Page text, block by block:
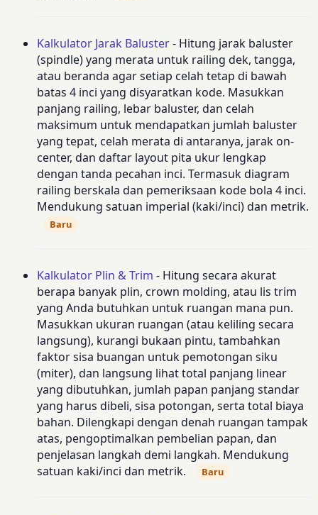
Kalkulator Jarak Baluster- Hitung jarak baluster
(spindle) yang merata untuk railing dek, tangga,
atau beranda agar setiap celah tetap di bawah
batas 4 inci yang disyaratkan kode. Masukkan
panjang railing, lebar baluster, dan celah
maksimum untuk mendapatkan jumlah baluster
yang tepat, celah merata di antaranya, jarak on-
center, dan daftar layout pita ukur lengkap
dengan tanda pecahan inci. Termasuk diagram
railing berskala dan pemeriksaan kode bola 4 inci.
Mendukung satuan imperial (kaki/inci) dan metrik.
Baru
Kalkulator Plin & Trim - Hitung secara akurat
berapa banyak plin, crown molding, atau lis trim
yang Anda butuhkan untuk ruangan mana pun.
Masukkan ukuran ruangan (atau keliling secara
langsung), kurangi bukaan pintu, tambahkan
faktor sisa buangan untuk pemotongan siku
(miter), dan langsung lihat total panjang linear
yang dibutuhkan, jumlah papan panjang standar
yang harus dibeli, sisa potongan, serta total biaya
bahan. Dilengkapi dengan denah ruangan tampak
atas, pengoptimalkan pembelian papan, dan
penjelasan langkah demi langkah. Mendukung
satuan kaki/inci dan metrik.
Baru